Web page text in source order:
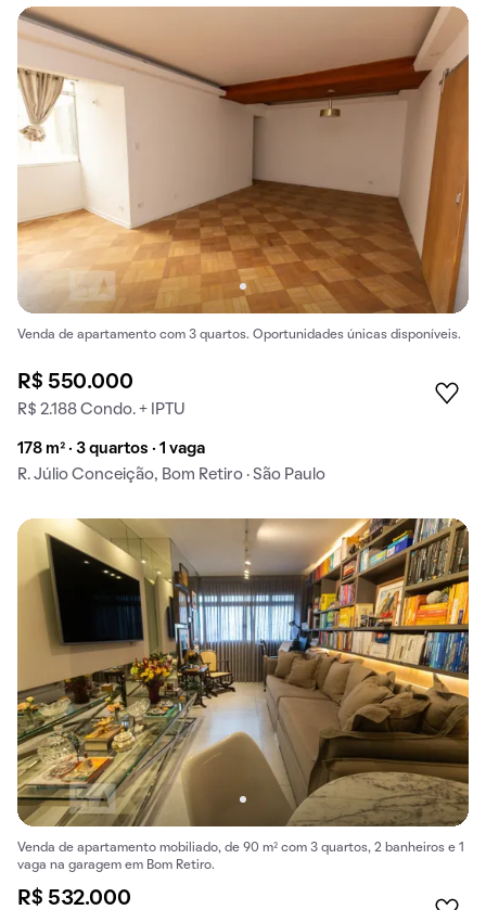
Venda de apartamento com 3 quartos. Oportunidades únicas disponíveis.
R$ 550.000
R$ 2.188 Condo. + IPTU
178 m² · 3 quartos · 1 vaga
R. Júlio Conceição, Bom Retiro · São Paulo
Venda de apartamento mobiliado, de 90 m² com 3 quartos, 2 banheiros e 1
vaga na garagem em Bom Retiro.
R$ 532.000